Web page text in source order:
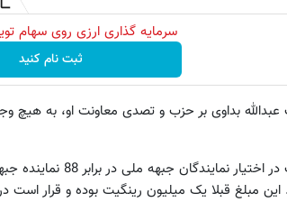
سرمایه گذاری ارزی روی سهام
ثبت نام کنید
بداوی بر حزب و تصدی معاونت او، به هیچ
نجیب همچنین مبلغ پنج میلیون
مبلغ قبلا یک میلیون رینگیت بوده و قرار است
خرید محصول